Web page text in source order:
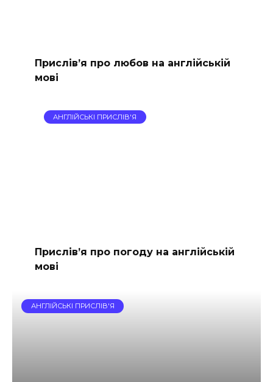
Прислів’я про любов на англійській
мові
АНГЛІЙСЬКІ ПРИСЛІВ'Я
Прислів’я про погоду на англійській
мові
АНГЛІЙСЬКІ ПРИСЛІВ'Я